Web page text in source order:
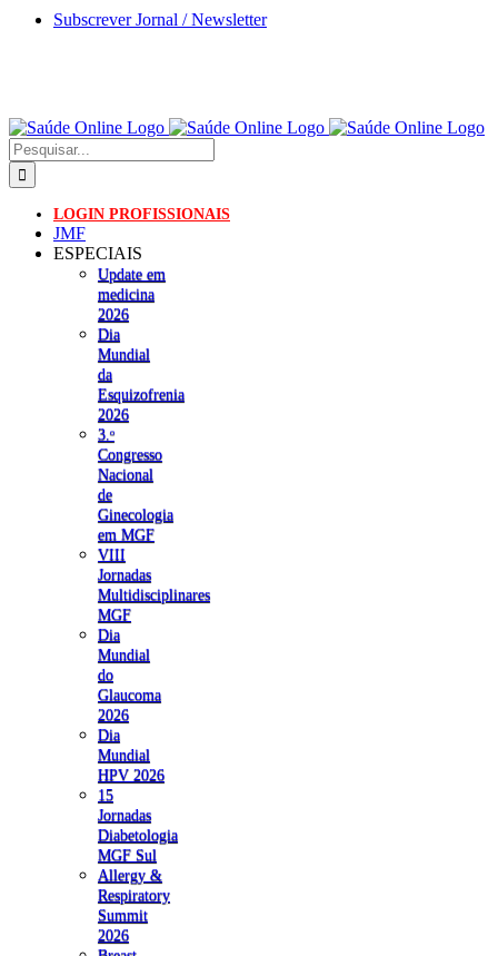
Skip
Subscrever Jornal / Newsletter
Pesquisar
LOGIN PROFISSIONAIS
JMF
ESPECIAIS
Update em
medicina
2026
Dia
Mundial
da
Esquizofrenia
2026
3.ᵒ
Congresso
Nacional
de
Ginecologia
em MGF
VIII
Jornadas
Multidisciplinares
MGF
Dia
Mundial
do
Glaucoma
2026
Dia
Mundial
HPV 2026
15
Jornadas
Diabetologia
MGF Sul
Allergy &
Respiratory
Summit
2026